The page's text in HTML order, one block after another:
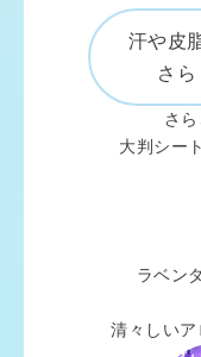
汗や皮
さら
さ
大判シー
ラベン
清々しいア